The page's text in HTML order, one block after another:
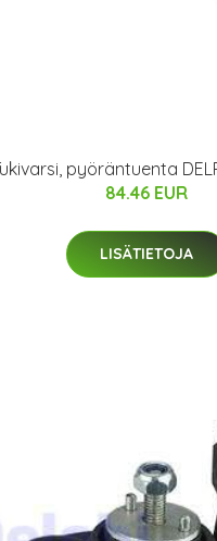
pyöräntuenta
84.46 EUR
LISÄTIETOJA